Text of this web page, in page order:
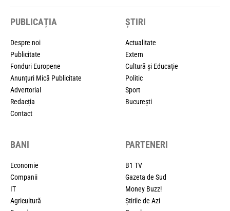
PUBLICAȚIA
Despre noi
Publicitate
Fonduri Europene
Anunțuri Mică Publicitate
Advertorial
Redacția
Contact
ȘTIRI
Actualitate
Extern
Cultură și Educație
Politic
Sport
București
BANI
Economie
Companii
IT
Agricultură
PARTENERI
B1 TV
Gazeta de Sud
Money Buzz!
Știrile de Azi